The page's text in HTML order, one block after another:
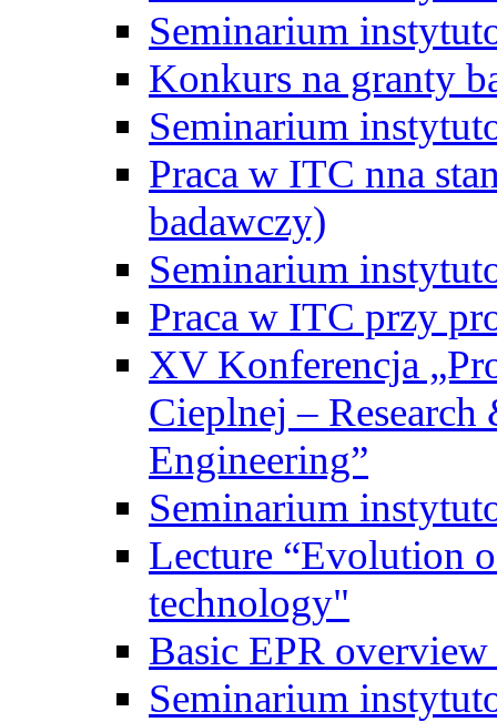
Seminarium
Konkurs na granty
Seminarium
Praca w ITC nna
badawczy)
Seminarium
Praca w ITC przy
XV Konferencja
Cieplnej –
Engineering”
Seminarium
Lecture “Evolution
technology"
Basic EPR overview
Seminarium